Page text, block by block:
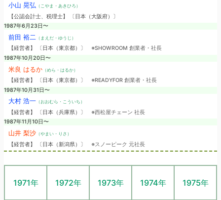
小山 晃弘 （こやま・あきひろ）
【公認会計士、税理士】 〔日本（大阪府）〕
1987年6月23日〜
前田 裕二 （まえだ・ゆうじ）
【経営者】 〔日本（東京都）〕 ※SHOWROOM 創業者・社長
1987年10月20日〜
米良 はるか（めら・はるか）
【経営者】 〔日本（東京都）〕 ※READYFOR 創業者・社長
1987年10月31日〜
大村 浩一（おおむら・こういち）
【経営者】 〔日本（兵庫県）〕 ※西松屋チェーン 社長
1987年11月10日〜
山井 梨沙（やまい・りさ）
【経営者】 〔日本（新潟県）〕 ※スノーピーク 元社長
1971年 1972年 1973年 1974年 1975年